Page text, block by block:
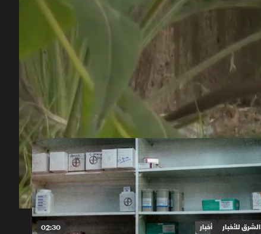
00:15/01:46
02:30 الشرق للأخبار أخبار